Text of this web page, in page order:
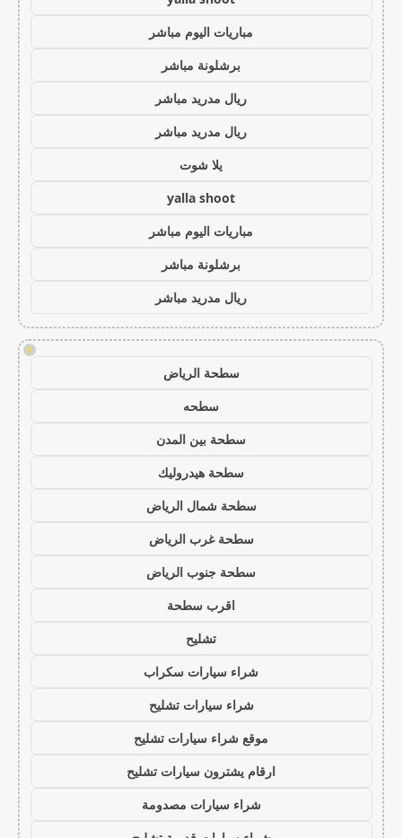
مباريات اليوم مباشر
برشلونة مباشر
ريال مدريد مباشر
ريال مدريد مباشر
يلا شوت
yalla shoot
مباريات اليوم مباشر
برشلونة مباشر
ريال مدريد مباشر
!
سطحة الرياض
سطحه
سطحة بين المدن
سطحة هيدروليك
سطحة شمال الرياض
سطحة غرب الرياض
سطحة جنوب الرياض
اقرب سطحة
تشليح
شراء سيارات سكراب
شراء سيارات تشليح
موقع شراء سيارات تشليح
ارقام يشترون سيارات تشليح
شراء سيارات مصدومة